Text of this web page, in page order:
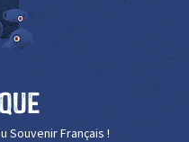
Souvenir Français !